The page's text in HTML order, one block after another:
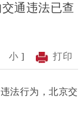
通违法已查
小 ] 打印
法行为，北京交